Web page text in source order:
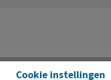
overslaan
Cookie instellingen